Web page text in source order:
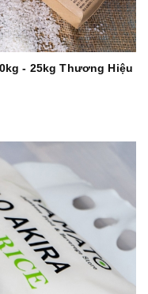
- 25kg Thương Hiệu